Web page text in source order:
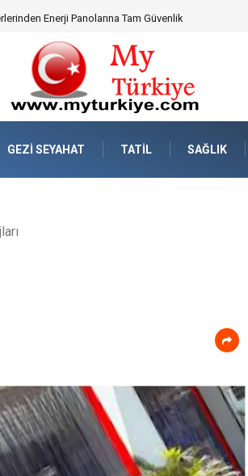
Sürüş Konforu
GEZI SEYAHAT TATIL SAĞLIK